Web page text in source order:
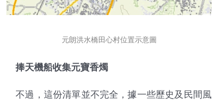
元朗洪水橋田心村位置示意圖
捧天機船收集元寶香燭
不過，這份清單並不完全，據一些歷史及民間風